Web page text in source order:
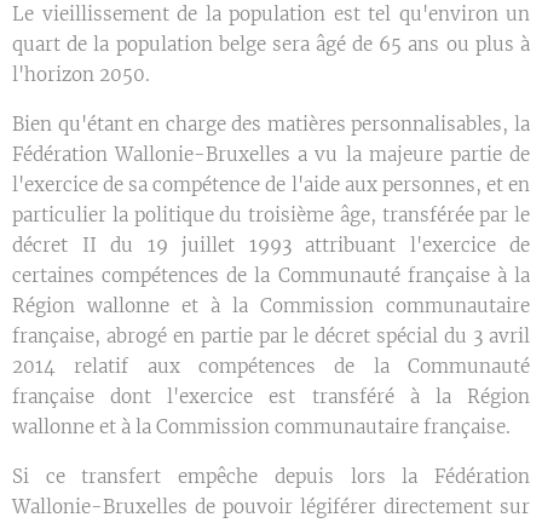
Le vieillissement de la population est tel qu'environ un
quart de la population belge sera âgé de 65 ans ou plus à
l'horizon 2050.
Bien qu'étant en charge des matières personnalisables, la
Fédération Wallonie-Bruxelles a vu la majeure partie de
l'exercice de sa compétence de l'aide aux personnes, et en
particulier la politique du troisième âge, transférée par le
décret II du 19 juillet 1993 attribuant l'exercice de
certaines compétences de la Communauté française à la
Région wallonne et à la Commission communautaire
française, abrogé en partie par le décret spécial du 3 avril
2014 relatif aux compétences de la Communauté
française dont l'exercice est transféré à la Région
wallonne et à la Commission communautaire française.
Si ce transfert empêche depuis lors la Fédération
Wallonie-Bruxelles de pouvoir légiférer directement sur